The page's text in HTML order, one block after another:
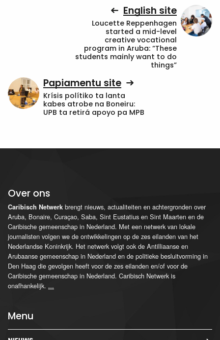
English site
Loucette Reppenhagen
started a mid-level
creative vocational
program in Aruba: “These
students mainly want to do
things”
Papiamentu site
Krísis polítiko ta lanta
kabes atrobe na Boneiru:
UPB ta retirá apoyo pa MPB
Over ons
Caribisch Netwerk brengt nieuws, actualiteiten en achtergronden over
Aruba, Bonaire, Curaçao, Saba, Sint Eustatius en Sint Maarten en de
Caribische gemeenschap in Nederland. Met een netwerk van lokale
journalisten volgen we de ontwikkelingen op de zes eilanden van het
Nederlandse Koninkrijk. Het netwerk volgt ook de Antilliaanse en
Arubaanse gemeenschap in Nederland en de politieke besluitvorming in
Den Haag die gevolgen heeft voor de zes eilanden en/of voor de
Caribische gemeenschap in Nederland. Caribisch Netwerk is
onafhankelijk. ...
Menu